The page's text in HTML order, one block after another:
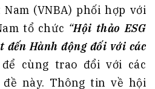
(VNBA) phối hợp với
tổ chức “Hội thảo ESG
đến Hành động đối với các
cùng trao đổi với các
này. Thông tin về hội